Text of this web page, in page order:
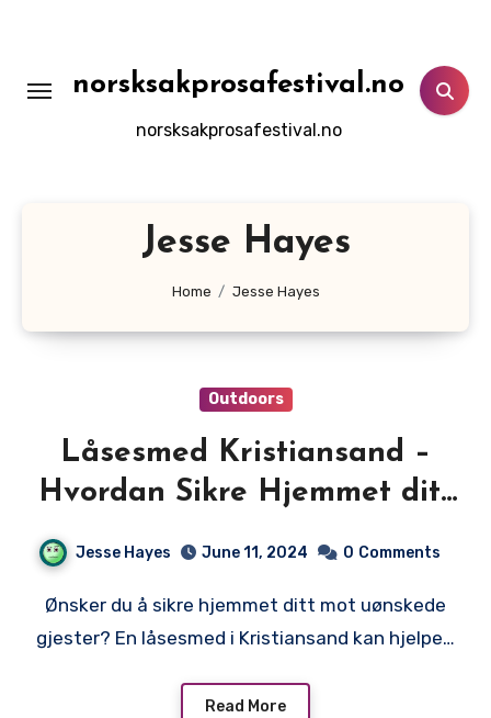
norsksakprosafestival.no
norsksakprosafestival.no
Jesse Hayes
Home Jesse Hayes
Outdoors
Låsesmed Kristiansand –
Hvordan Sikre Hjemmet ditt
Jesse Hayes June 11, 2024 0 Comments
Ønsker du å sikre hjemmet ditt mot uønskede
gjester? En låsesmed i Kristiansand kan hjelpe…
Read More